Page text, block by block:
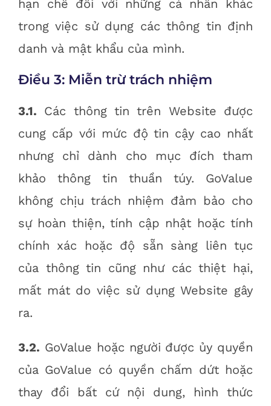
hạn chế đối với những cá nhân khác
trong việc sử dụng các thông tin định
danh và mật khẩu của mình.
Điều 3: Miễn trừ trách nhiệm
3.1. Các thông tin trên Website được
cung cấp với mức độ tin cậy cao nhất
nhưng chỉ dành cho mục đích tham
khảo thông tin thuần túy. GoValue
không chịu trách nhiệm đảm bảo cho
sự hoàn thiện, tính cập nhật hoặc tính
chính xác hoặc độ sẵn sàng liên tục
của thông tin cũng như các thiệt hại,
mất mát do việc sử dụng Website gây
ra.
3.2. GoValue hoặc người được ủy quyền
của GoValue có quyền chấm dứt hoặc
thay đổi bất cứ nội dung, hình thức